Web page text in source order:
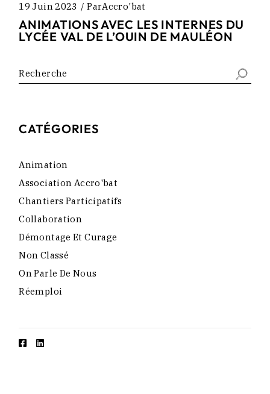
19 Juin 2023 ParAccro'bat
ANIMATIONS AVEC LES INTERNES DU
LYCÉE VAL DE L’OUIN DE MAULÉON
CATÉGORIES
Animation
Association Accro'bat
Chantiers Participatifs
Collaboration
Démontage Et Curage
Non Classé
On Parle De Nous
Réemploi